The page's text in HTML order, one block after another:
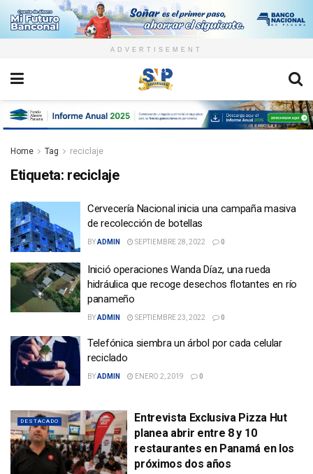
ADVERTISEMENT
Home Tag reciclaje
Etiqueta: reciclaje
Cervecería Nacional inicia una campaña masiva
de recolección de botellas
BYADMIN SEPTIEMBRE 28, 2022 0
Inició operaciones Wanda Díaz, una rueda
hidráulica que recoge desechos flotantes en río
panameño
BYADMIN SEPTIEMBRE 23, 2022 0
Telefónica siembra un árbol por cada celular
reciclado
BYADMIN ENERO 2, 2019 0
DESTACADO
Entrevista Exclusiva Pizza Hut
planea abrir entre 8 y 10
restaurantes en Panamá en los
próximos dos años